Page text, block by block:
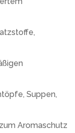
Suppen,
Aromaschutz